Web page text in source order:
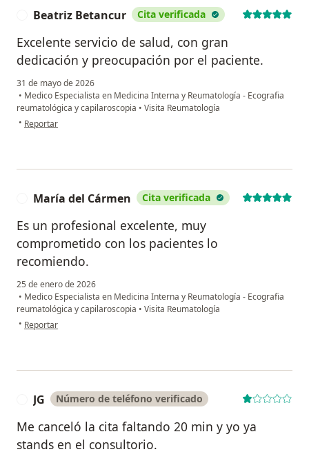
Beatriz Betancur Cita verificada
Excelente servicio de salud, con gran
dedicación y preocupación por el paciente.
31 de mayo de 2026
• Medico Especialista en Medicina Interna y Reumatología - Ecografia
reumatológica y capilaroscopia • Visita Reumatología
• en opinión del usuario Beatriz Betancur
Reportar
María del Cármen Cita verificada
Es un profesional excelente, muy
comprometido con los pacientes lo
recomiendo.
25 de enero de 2026
• Medico Especialista en Medicina Interna y Reumatología - Ecografia
reumatológica y capilaroscopia • Visita Reumatología
• en opinión del usuario María del Cármen
Reportar
JG Número de teléfono verificado
Me canceló la cita faltando 20 min y yo ya
stands en el consultorio.